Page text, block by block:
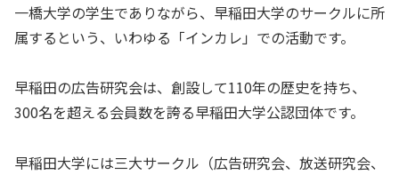
一橋大学の学生でありながら、早稲田大学のサークルに所
属するという、いわゆる「インカレ」での活動です。
早稲田の広告研究会は、創設して110年の歴史を持ち、
300名を超える会員数を誇る早稲田大学公認団体です。
早稲田大学には三大サークル（広告研究会、放送研究会、